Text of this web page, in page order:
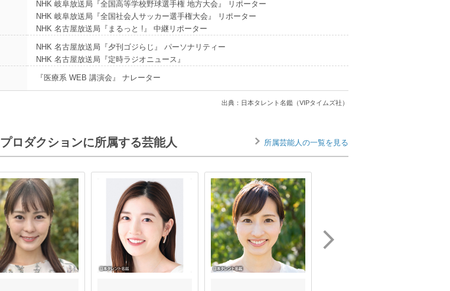
NHK 岐阜放送局『全国高等学校野球選手権 地方大会』 リポーター
NHK 岐阜放送局『全国社会人サッカー選手権大会』 リポーター
NHK 名古屋放送局『まるっと !』 中継リポーター
NHK 名古屋放送局『夕刊ゴジらじ』 パーソナリティー
NHK 名古屋放送局『定時ラジオニュース』
『医療系 WEB 講演会』 ナレーター
出典：日本タレント名鑑（VIPタイムズ社）
ロダクションに所属する芸能人 所属芸能人の一覧を見る